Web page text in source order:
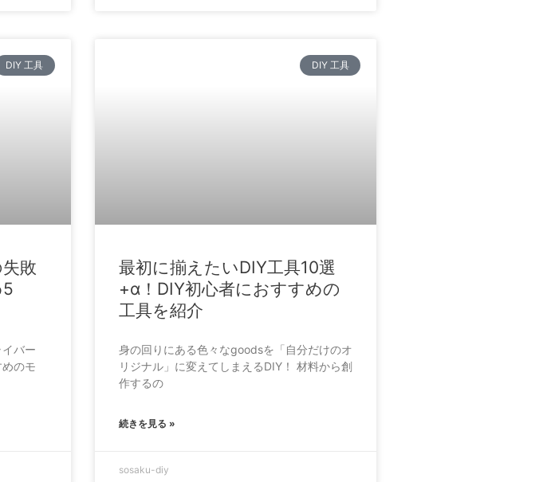
DIY 工具
敗
バー
のモ
DIY 工具
最初に揃えたいDIY工具10選
+α！DIY初心者におすすめの
工具を紹介
身の回りにある色々なgoodsを「自分だけのオ
リジナル」に変えてしまえるDIY！ 材料から創
作するの
続きを見る »
sosaku-diy